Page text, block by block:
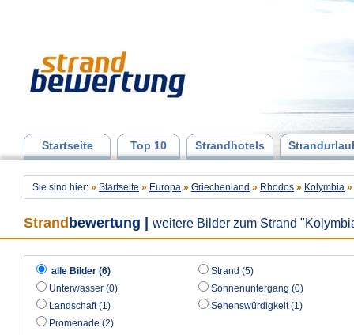
Startseite Top 10 Strandhotels
Sie sind hier: » Startseite » Europa » Griechenland » Rhodos » Kolymbia »
Strand bewertung weitere Bilder zum Strand
alle Bilder (6)
Strand (5)
Unterwasser (0)
Sonnenuntergang (0)
Landschaft (1)
Sehenswürdigkeit (1)
Promenade (2)